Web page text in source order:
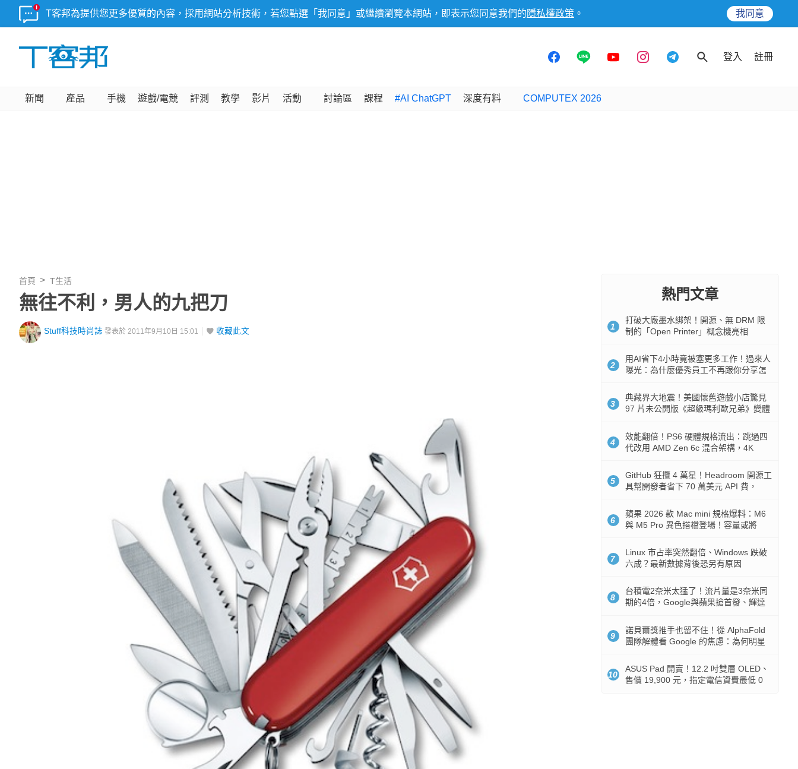
T客邦為提供您更多優質的內容，採用網站分析技術，若您點選「我同意」或繼續瀏覽本網站，即表示您同意我們的 隱私權政策 。 我同意
登入 註冊
新聞 產品 手機 遊戲/電競 評測 教學 影片 活動 討論區 課程 #AI ChatGPT 深度有料 COMPUTEX 2026
首頁 T生活
無往不利，男人的九把刀
Stuff科技時尚誌 發表於 2011年9月10日 15:01 收藏此文
熱門文章
1
打破大廠墨水綁架！開源、無 DRM 限
制的「Open Printer」概念機亮相
2
用AI省下4小時竟被塞更多工作！過來人
曝光：為什麼優秀員工不再跟你分享怎
3
典藏界大地震！美國懷舊遊戲小店驚見
97 片未公開版《超級瑪利歐兄弟》變體
4
效能翻倍！PS6 硬體規格流出：跳過四
代改用 AMD Zen 6c 混合架構，4K
5
GitHub 狂攬 4 萬星！Headroom 開源工
具幫開發者省下 70 萬美元 API 費，
6
蘋果 2026 款 Mac mini 規格爆料：M6
與 M5 Pro 異色搭檔登場！容量或將
7
Linux 市占率突然翻倍、Windows 跌破
六成？最新數據背後恐另有原因
8
台積電2奈米太猛了！流片量是3奈米同
期的4倍，Google與蘋果搶首發、輝達
9
諾貝爾獎推手也留不住！從 AlphaFold
團隊解體看 Google 的焦慮：為何明星
10
ASUS Pad 開賣！12.2 吋雙層 OLED、
售價 19,900 元，指定電信資費最低 0